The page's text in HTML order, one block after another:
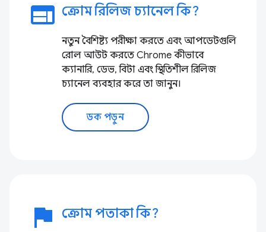
web ক্রোম রিলিজ চ্যানেল কি?
নতুন বৈশিষ্ট্য পরীক্ষা করতে এবং আপডেটগুলি
রোল আউট করতে Chrome কীভাবে
ক্যানারি, ডেভ, বিটা এবং স্থিতিশীল রিলিজ
চ্যানেল ব্যবহার করে তা জানুন।
ডক পড়ুন
flag ক্রোম পতাকা কি?